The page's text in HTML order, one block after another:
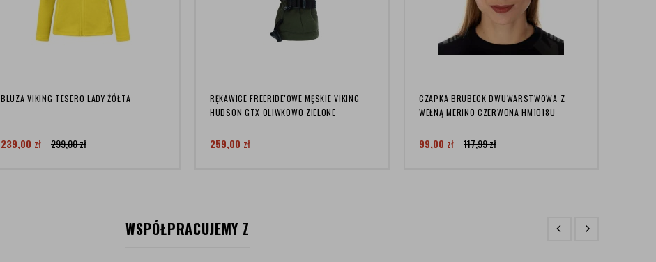
BLUZA VIKING TESERO LADY ŻÓŁTA
239,00 zł 299,00zł
RĘKAWICE FREERIDE'OWE MĘSKIE VIKING
HUDSON GTX OLIWKOWO ZIELONE
259,00 zł
CZAPKA BRUBECK DWUWARSTWOWA Z
WEŁNĄ MERINO CZERWONA HM1018U
99,00 zł 117,99zł
WSPÓŁPRACUJEMY Z